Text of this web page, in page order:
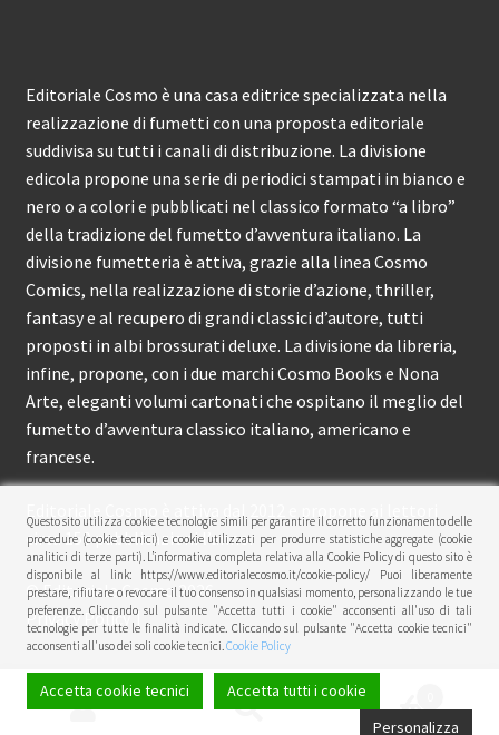
Editoriale Cosmo è una casa editrice specializzata nella
realizzazione di fumetti con una proposta editoriale
suddivisa su tutti i canali di distribuzione. La divisione
edicola propone una serie di periodici stampati in bianco e
nero o a colori e pubblicati nel classico formato “a libro”
della tradizione del fumetto d’avventura italiano. La
divisione fumetteria è attiva, grazie alla linea Cosmo
Comics, nella realizzazione di storie d’azione, thriller,
fantasy e al recupero di grandi classici d’autore, tutti
proposti in albi brossurati deluxe. La divisione da libreria,
infine, propone, con i due marchi Cosmo Books e Nona
Arte, eleganti volumi cartonati che ospitano il meglio del
fumetto d’avventura classico italiano, americano e
francese.
circa 150 pubblicazioni l’anno.
© Editoriale Cosmo 2026
Privacy Policy
Questo sito utilizza cookie e tecnologie simili per garantire il corretto funzionamento delle
procedure (cookie tecnici) e cookie utilizzati per produrre statistiche aggregate (cookie
analitici di terze parti). L’informativa completa relativa alla Cookie Policy di questo sito è
disponibile al link: https://www.editorialecosmo.it/cookie-policy/ Puoi liberamente
prestare, rifiutare o revocare il tuo consenso in qualsiasi momento, personalizzando le tue
preferenze. Cliccando sul pulsante "Accetta tutti i cookie" acconsenti all'uso di tali
tecnologie per tutte le finalità indicate. Cliccando sul pulsante "Accetta cookie tecnici"
acconsenti all'uso dei soli cookie tecnici.Cookie Policy
Accetta cookie tecnici
Accetta tutti i cookie
Personalizza